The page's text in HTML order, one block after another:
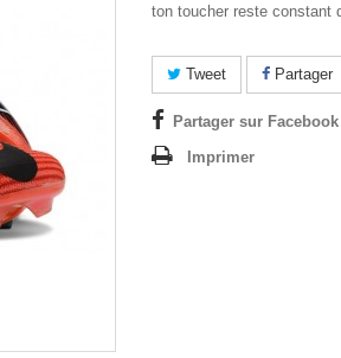
ton toucher reste constant
Tweet Partager
Partager sur Facebook
Imprimer